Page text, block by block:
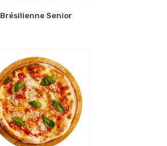
Brésilienne Senior